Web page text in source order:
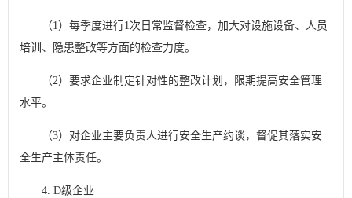
（1）每季度进行1次日常监督检查，加大对设施设备、人员
培训、隐患整改等方面的检查力度。
（2）要求企业制定针对性的整改计划，限期提高安全管理
水平。
（3）对企业主要负责人进行安全生产约谈，督促其落实安
全生产主体责任。
4. D级企业